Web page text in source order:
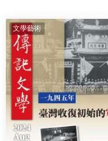
文學藝術